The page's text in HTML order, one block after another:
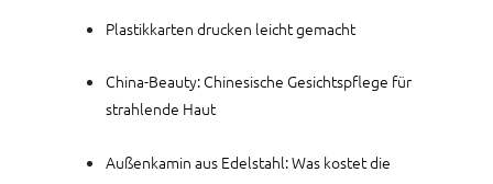
Plastikkarten drucken leicht gemacht
China-Beauty: Chinesische Gesichtspflege für
strahlende Haut
Außenkamin aus Edelstahl: Was kostet die